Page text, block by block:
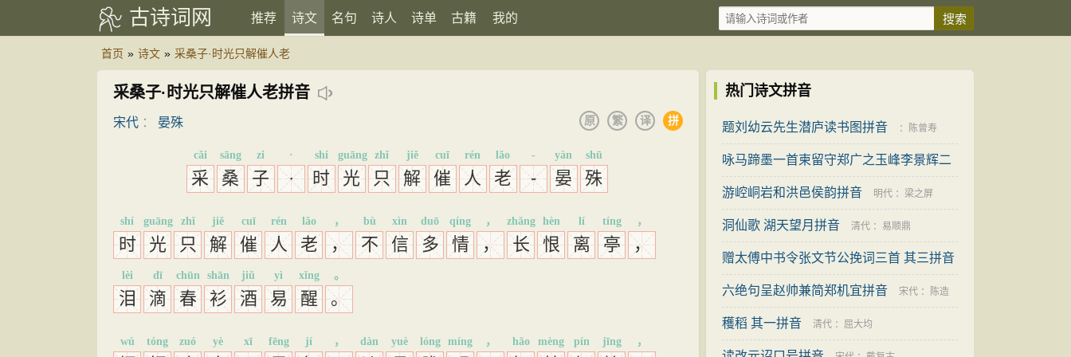
古诗词网 推荐 诗文 名句 诗人 诗单 古籍 我的
首页 » 诗文 » 采桑子·时光只解催人老
采桑子·时光只解催人老拼音
宋代 ： 晏殊 拼
译
繁
原
采
cǎi
桑
sāng
子
zi
·
·
时
shí
光
guāng
只
zhǐ
解
jiě
催
cuī
人
rén
老
lǎo
-
-
晏
yàn
殊
shū
时
shí
光
guāng
只
zhǐ
解
jiě
催
cuī
人
rén
老
lǎo
，
，
不
bù
信
xìn
多
duō
情
qíng
，
，
长
zhǎng
恨
hèn
离
lí
亭
tíng
，
，
泪
lèi
滴
dī
春
chūn
衫
shān
酒
jiǔ
易
yì
醒
xǐng
。
。
wú tóng zuó yè xī fēng jí ， dàn yuè lóng míng ， hǎo mèng pín jīng ，
热门诗文拼音
题刘幼云先生潜庐读书图拼音 ： 陈曾寿
咏马蹄墨一首柬留守郑广之玉峰李景辉二
知己拼音 明代：童轩
游崆峒岩和洪邑侯韵拼音 明代 ： 梁之屏
洞仙歌 湖天望月拼音 清代 ： 易顺鼎
赠太傅中书令张文节公挽词三首 其三拼音
宋代：宋庠
六绝句呈赵帅兼简郑机宜拼音 宋代 ： 陈造
穫稻 其一拼音 清代 ： 屈大均